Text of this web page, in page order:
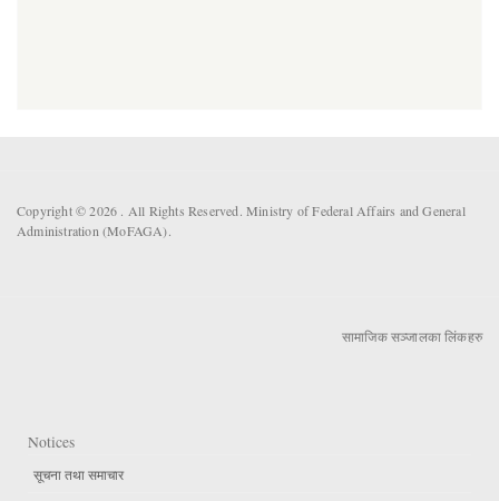
Copyright © 2026 . All Rights Reserved. Ministry of Federal Affairs and General
Administration (MoFAGA).
सामाजिक सञ्जालका लिंकहरु
Notices
सूचना तथा समाचार